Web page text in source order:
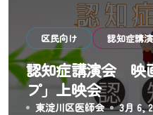
区民向け 認知症講
認知症講演会 映
プ」上映会
東淀川区医師会 3月 6,